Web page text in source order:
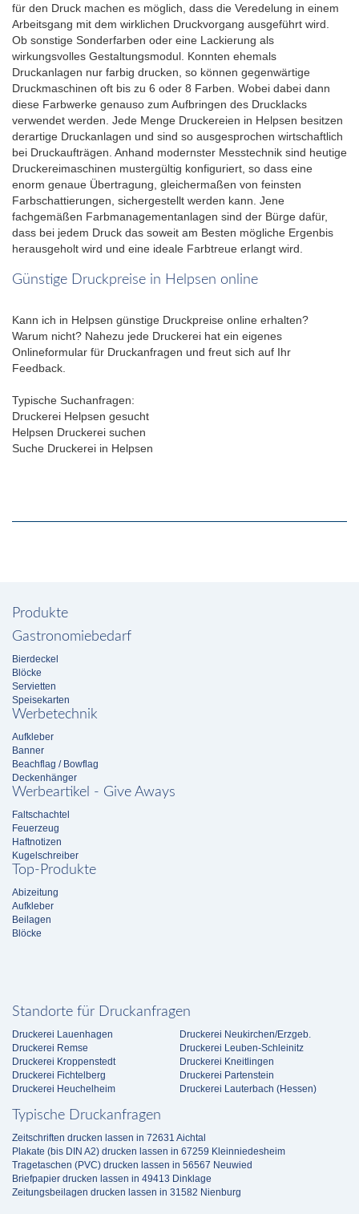
für den Druck machen es möglich, dass die Veredelung in einem
Arbeitsgang mit dem wirklichen Druckvorgang ausgeführt wird.
Ob sonstige Sonderfarben oder eine Lackierung als
wirkungsvolles Gestaltungsmodul. Konnten ehemals
Druckanlagen nur farbig drucken, so können gegenwärtige
Druckmaschinen oft bis zu 6 oder 8 Farben. Wobei dabei dann
diese Farbwerke genauso zum Aufbringen des Drucklacks
verwendet werden. Jede Menge Druckereien in Helpsen besitzen
derartige Druckanlagen und sind so ausgesprochen wirtschaftlich
bei Druckaufträgen. Anhand modernster Messtechnik sind heutige
Druckereimaschinen mustergültig konfiguriert, so dass eine
enorm genaue Übertragung, gleichermaßen von feinsten
Farbschattierungen, sichergestellt werden kann. Jene
fachgemäßen Farbmanagementanlagen sind der Bürge dafür,
dass bei jedem Druck das soweit am Besten mögliche Ergenbis
herausgeholt wird und eine ideale Farbtreue erlangt wird.
Günstige Druckpreise in Helpsen online
Kann ich in Helpsen günstige Druckpreise online erhalten?
Warum nicht? Nahezu jede Druckerei hat ein eigenes
Onlineformular für Druckanfragen und freut sich auf Ihr
Feedback.
Typische Suchanfragen:
Druckerei Helpsen gesucht
Helpsen Druckerei suchen
Suche Druckerei in Helpsen
Produkte
Gastronomiebedarf
Bierdeckel
Blöcke
Servietten
Speisekarten
Werbetechnik
Aufkleber
Banner
Beachflag / Bowflag
Deckenhänger
Werbeartikel - Give Aways
Faltschachtel
Feuerzeug
Haftnotizen
Kugelschreiber
Top-Produkte
Abizeitung
Aufkleber
Beilagen
Blöcke
Standorte für Druckanfragen
Druckerei Lauenhagen
Druckerei Remse
Druckerei Kroppenstedt
Druckerei Fichtelberg
Druckerei Heuchelheim
Druckerei Neukirchen/Erzgeb.
Druckerei Leuben-Schleinitz
Druckerei Kneitlingen
Druckerei Partenstein
Druckerei Lauterbach (Hessen)
Typische Druckanfragen
Zeitschriften drucken lassen in 72631 Aichtal
Plakate (bis DIN A2) drucken lassen in 67259 Kleinniedesheim
Tragetaschen (PVC) drucken lassen in 56567 Neuwied
Briefpapier drucken lassen in 49413 Dinklage
Zeitungsbeilagen drucken lassen in 31582 Nienburg